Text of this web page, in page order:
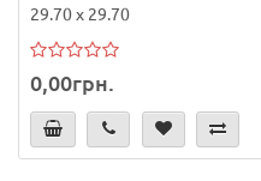
29.70 x 29.70
0,00грн.